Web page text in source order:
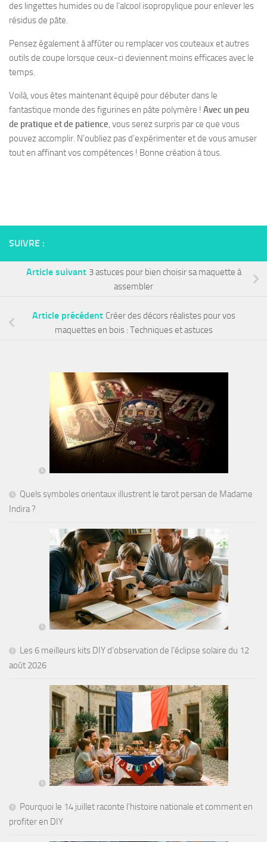
des lingettes humides ou de l’alcool isopropylique pour enlever les
résidus de pâte.
Pensez également à affûter ou remplacer vos couteaux et autres
outils de coupe lorsque ceux-ci deviennent moins efficaces avec le
temps.
Voilà, vous êtes maintenant équipé pour débuter dans le
fantastique monde des figurines en pâte polymère ! Avec un peu
de pratique et de patience, vous serez surpris par ce que vous
pouvez accomplir. N’oubliez pas d’expérimenter et de vous amuser
tout en affinant vos compétences ! Bonne création à tous.
SUIVRE :
Article suivant 3 astuces pour bien choisir sa maquette à
assembler
Article précédent Créer des décors réalistes pour vos
maquettes en bois : Techniques et astuces
Quels symboles orientaux illustrent le tarot persan de Madame
Indira ?
Les 6 meilleurs kits DIY d’observation de l’éclipse solaire du 12
août 2026
Pourquoi le 14 juillet raconte l’histoire nationale et comment en
profiter en DIY